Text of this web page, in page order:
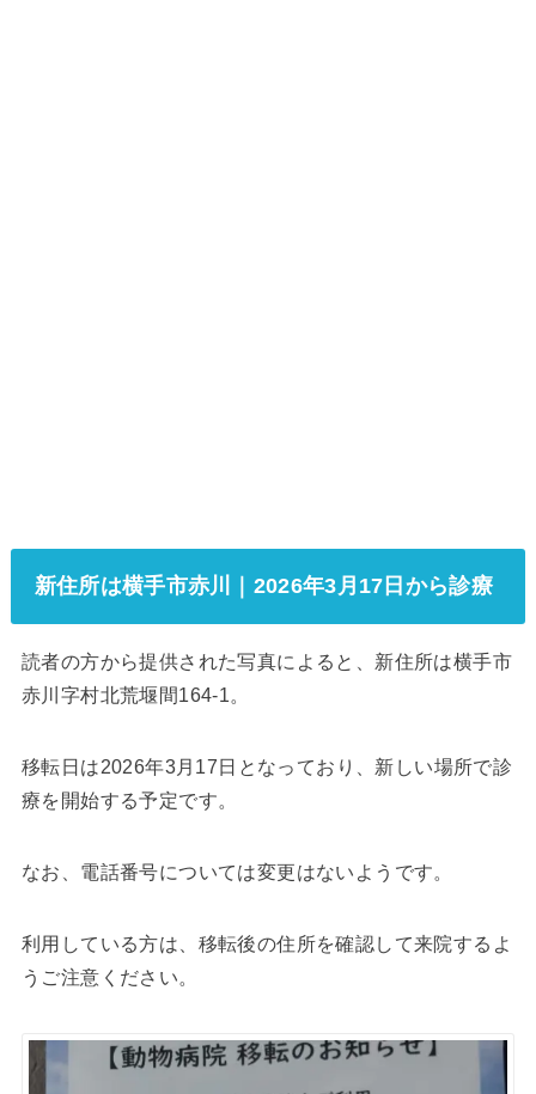
新住所は横手市赤川｜2026年3月17日から診療
読者の方から提供された写真によると、新住所は横手市
赤川字村北荒堰間164-1。
移転日は2026年3月17日となっており、新しい場所で診
療を開始する予定です。
なお、電話番号については変更はないようです。
利用している方は、移転後の住所を確認して来院するよ
うご注意ください。